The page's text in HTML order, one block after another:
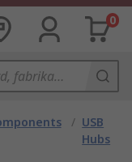
0
/ USB
Hubs